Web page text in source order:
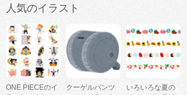
人気のイラスト
ONE PIECEのイ
クーゲルパンツ
いろいろな夏の